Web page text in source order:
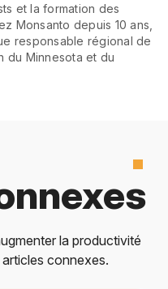
et la formation des
Monsanto depuis 10 ans,
responsable régional de
du Minnesota et du
la productivité
connexes.